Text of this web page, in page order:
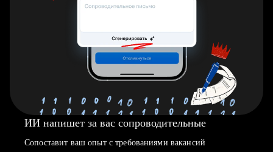
ИИ напишет за вас сопроводительные
Сопоставит ваш опыт с требованиями вакансий